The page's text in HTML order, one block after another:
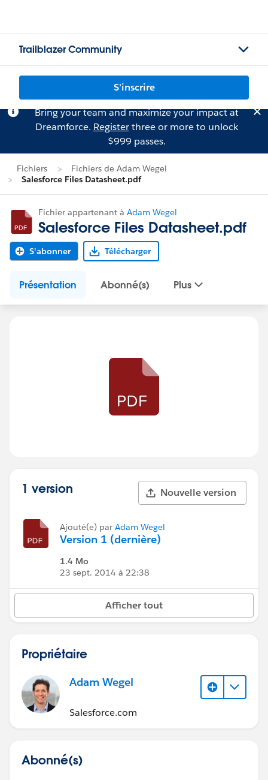
Trailblazer Community
S'inscrire
Bring your team and maximize your impact at
Dreamforce. Registerthree or more to unlock
$999 passes.
Fichiers
Fichiers de Adam Wegel
Salesforce Files Datasheet.pdf
Fichier appartenant à Adam Wegel
Salesforce Files Datasheet.pdf
S'abonner Télécharger
Présentation Abonné(s) Plus
1 version Nouvelle version
Ajouté(e) par Adam Wegel
Version 1 (dernière)
1.4 Mo
23 sept. 2014 à 22:38
Afficher tout
Propriétaire
Adam Wegel
Salesforce.com
Abonné(s)